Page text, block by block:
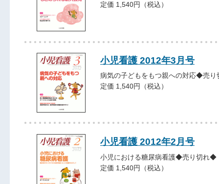
定価 1,540円（税込）
小児看護 2012年3月号
病気の子どもをもつ親への対応◆売
定価 1,540円（税込）
小児看護 2012年2月号
小児における糖尿病看護◆売り切れ◆
定価 1,540円（税込）